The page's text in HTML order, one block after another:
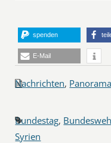
spenden
E-Mail
Nachrichten, Panorama
Bundestag,
Syrien